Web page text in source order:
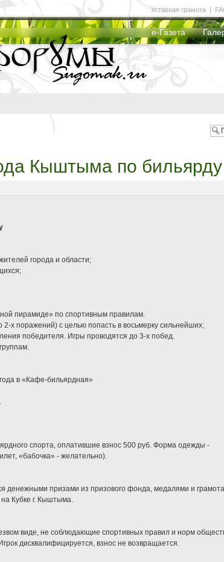
е-Газета
Уставная грамота |
Кыштыма по бильярду
города и области;
пирамиде» по спортивным правилам.
х поражений) с целью попасть в восьмерку сильнейших;
победителя. Игры проводятся до 3-х побед.
в «Кафе-бильярдная»
спорта, оплатившие взнос 500 руб. Форма одежды -
«бабочка» - желательно).
денежными призами из призового фонда, медалями и
Кубке г. Кыштыма.
виде, не соблюдающие спортивных правил и норм
дисквалифицируется, взнос не возвращается.